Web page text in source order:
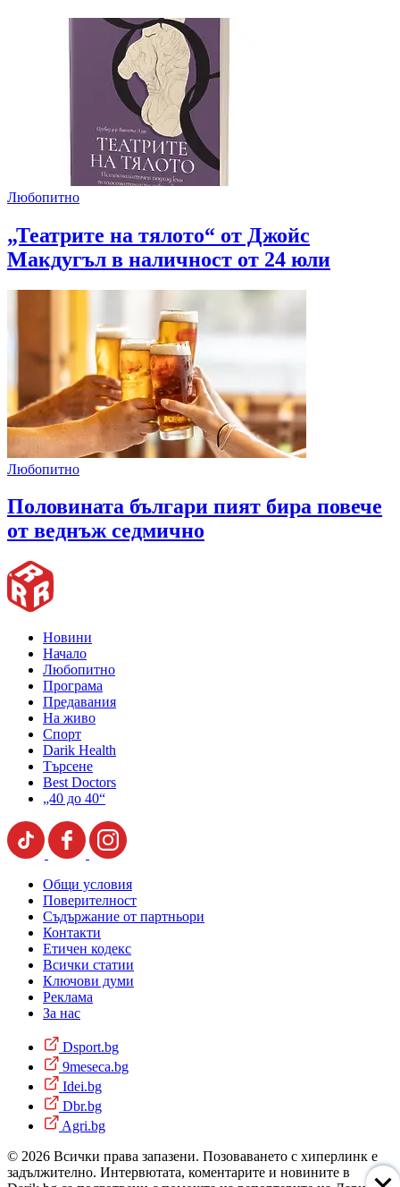
Любопитно
„Театрите на тялото“ от Джойс
Макдугъл в наличност от 24 юли
Любопитно
Половината българи пият бира повече
от веднъж седмично
Новини
Начало
Любопитно
Програма
Предавания
На живо
Спорт
Darik Health
Търсене
Best Doctors
„40 до 40“
Общи условия
Поверителност
Съдържание от партньори
Контакти
Етичен кодекс
Всички статии
Ключови думи
Реклама
За нас
Dsport.bg
9meseca.bg
Idei.bg
Dbr.bg
Agri.bg
© 2026 Всички права запазени. Позоваването с хиперлинк е
задължително. Интервютата, коментарите и новините в